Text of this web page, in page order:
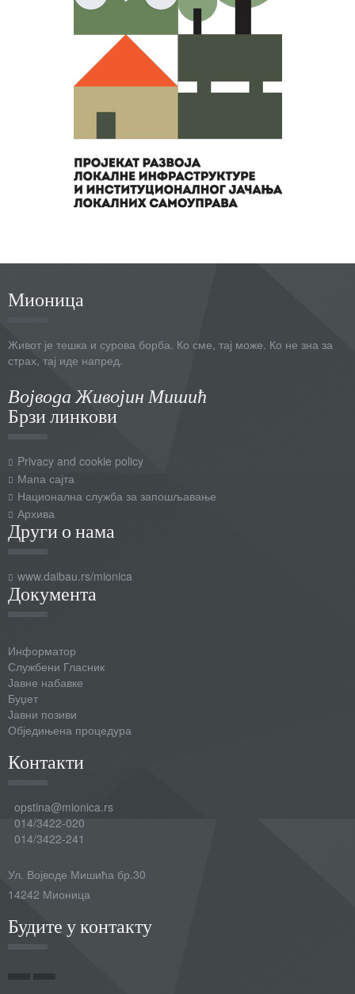
Мионица
Живот је тешка и сурова борба. Ко сме, тај може. Ко не зна за
страх, тај иде напред.
Војвода Живојин Мишић
Брзи линкови
Privacy and cookie policy
Мапа сајта
Национална служба за запошљавање
Архива
Други о нама
www.daibau.rs/mionica
Документа
Информатор
Службени Гласник
Јавне набавке
Буџет
Јавни позиви
Обједињена процедура
Контакти
opstina@mionica.rs
014/3422-020
014/3422-241
Ул. Војводе Мишића бр.30
14242 Мионица
Будите у контакту